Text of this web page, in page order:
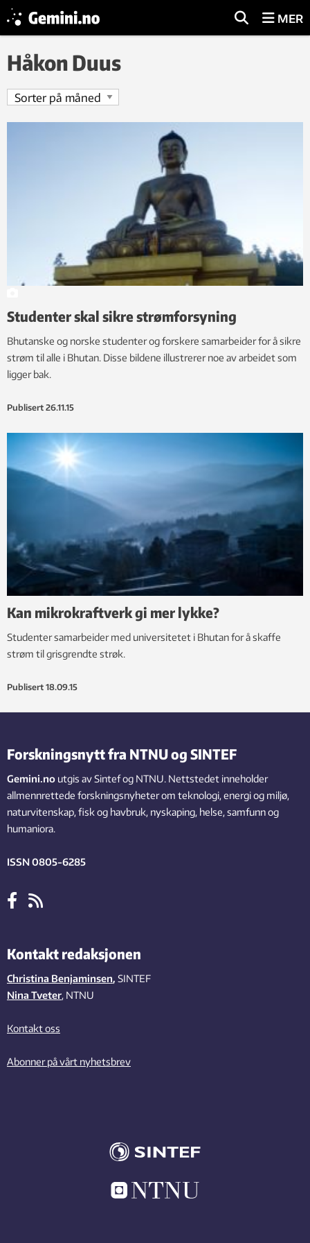
MER
Håkon Duus
Studenter skal sikre strømforsyning
Bhutanske og norske studenter og forskere samarbeider for å sikre
strøm til alle i Bhutan. Disse bildene illustrerer noe av arbeidet som
ligger bak.
Publisert 26.11.15
Kan mikrokraftverk gi mer lykke?
Studenter samarbeider med universitetet i Bhutan for å skaffe
strøm til grisgrendte strøk.
Publisert 18.09.15
Forskningsnytt fra NTNU og SINTEF
Gemini.no utgis av Sintef og NTNU. Nettstedet inneholder
allmennrettede forskningsnyheter om teknologi, energi og miljø,
naturvitenskap, fisk og havbruk, nyskaping, helse, samfunn og
humaniora.
ISSN 0805-6285
Kontakt redaksjonen
Christina Benjaminsen, SINTEF
Nina Tveter, NTNU
Kontakt oss
Abonner på vårt nyhetsbrev